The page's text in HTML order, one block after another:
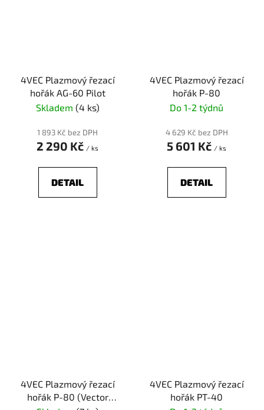
4VEC Plazmový řezací
hořák AG-60 Pilot
Skladem (4 ks)
1 893 Kč bez DPH
2 290 Kč / ks
DETAIL
4VEC Plazmový řezací
hořák P-80
Do 1-2 týdnů
4 629 Kč bez DPH
5 601 Kč / ks
DETAIL
4VEC Plazmový řezací
hořák P-80 (Vector
4VEC Plazmový řezací
hořák PT-40